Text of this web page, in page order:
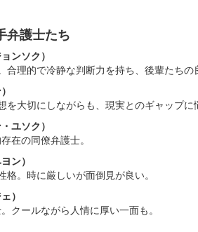
弁護士たち
ンソク）
理的で冷静な判断力を持ち、後輩たちの
大切にしながらも、現実とのギャップに
ユソク）
在の同僚弁護士。
ン）
。時に厳しいが面倒見が良い。
）
クールながら人情に厚い一面も。